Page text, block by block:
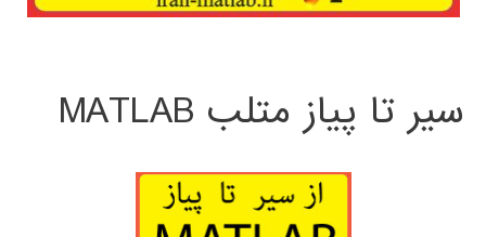
سیر تا پیاز متلب MATLAB